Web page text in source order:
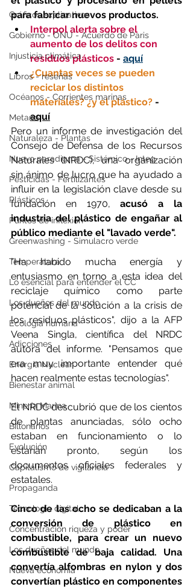
Gráficos explicativos
Gobierno - ONU - Acuerdo de Paris
Injusticia climática
Libros - reseñas
Océanos - Corrientes marinas
Metano
Naturaleza - Plantas
Nuevo paradigma - Sistémico - Integ
Pesticidas - Fertilizantes
Plásticos
Puntos de inflexión
Greenwashing - Simulacro verde
Temperatura
Lo esencial para entender el CC
Los dueños del mundo
Ecología humana
Adicciones
Energía Nuclear
Bienestar animal
Minería Marina
Billonarios
Evolución
Capitalismo de vigilancia
Propaganda
Tecnología digital
Concentración riqueza y poder
Los dueños del mundo
Nueva economía
para fabricar nuevos productos.
Interpol alerta sobre el
aumento de los delitos con
residuos plásticos - aquí
¿Cuantas veces se pueden
reciclar los distintos
materiales? ¿y el plástico? -
aquí
Pero un informe de investigación del
Consejo de Defensa de los Recursos
Naturales (NRDC), una organización
sin ánimo de lucro que ha ayudado a
influir en la legislación clave desde su
fundación en 1970, acusó a la
industria del plástico de engañar al
público mediante el "lavado verde".
"Ha habido mucha energía y
entusiasmo en torno a esta idea del
reciclaje químico como parte
potencial de la solución a la crisis de
los residuos plásticos", dijo a la AFP
Veena Singla, científica del NRDC
autora del informe. "Pensamos que
era muy importante entender qué
hacen realmente estas tecnologías".
El NRDC descubrió que de los cientos
de plantas anunciadas, sólo ocho
estaban en funcionamiento o lo
estarían pronto, según los
documentos oficiales federales y
estatales.
Cinco de las ocho se dedicaban a la
conversión de plástico en
combustible, para crear un nuevo
combustible de baja calidad. Una
convertía alfombras en nylon y dos
convertían plástico en componentes